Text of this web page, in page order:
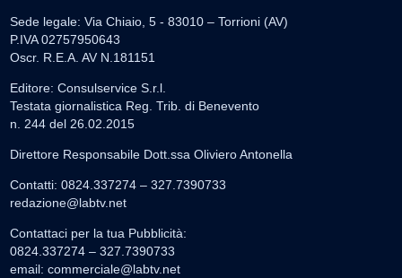
Sede legale: Via Chiaio, 5 - 83010 – Torrioni (AV)
P.IVA 02757950643
Oscr. R.E.A. AV N.181151
Editore: Consulservice S.r.l.
Testata giornalistica Reg. Trib. di Benevento
n. 244 del 26.02.2015
Direttore Responsabile Dott.ssa Oliviero Antonella
Contatti: 0824.337274 – 327.7390733
redazione@labtv.net
Contattaci per la tua Pubblicità:
0824.337274 – 327.7390733
email: commerciale@labtv.net